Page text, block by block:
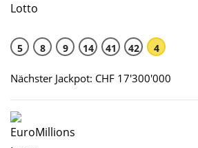
5 8 9 14 41 42 4
Nächster Jackpot: CHF 17'300'000